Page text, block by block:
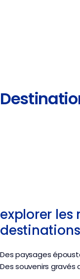
explorer les
Des paysages
Des souvenirs